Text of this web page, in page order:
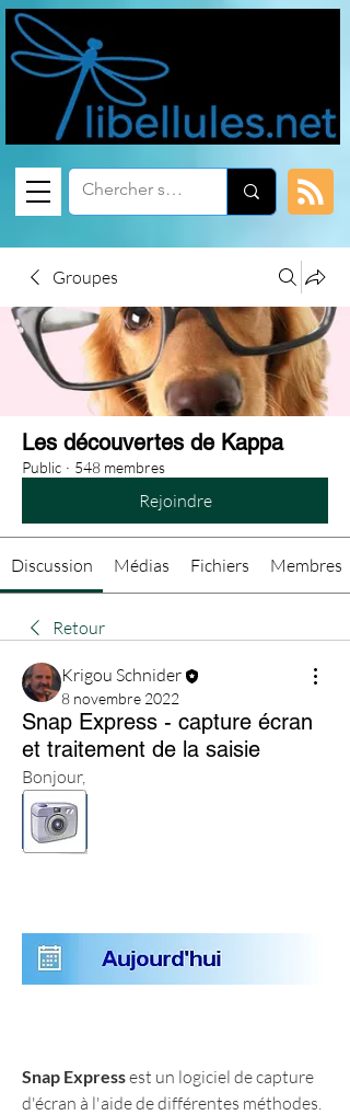
Groupes
Les découvertes de Kappa
Public · 548 membres
Rejoindre
Discussion Médias Fichiers Membres
Retour
Krigou Schnider
8 novembre 2022
Snap Express - capture écran
et traitement de la saisie
Bonjour,
Snap Express est un logiciel de capture
d'écran à l'aide de différentes méthodes.